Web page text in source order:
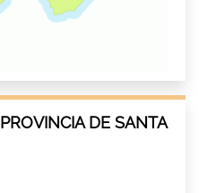
DE SANTA